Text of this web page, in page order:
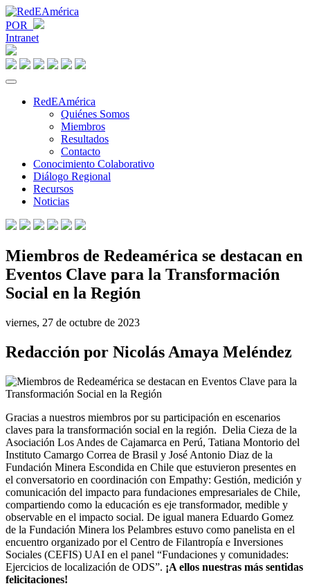
POR
Intranet
RedEAmérica
Quiénes Somos
Miembros
Resultados
Contacto
Conocimiento Colaborativo
Diálogo Regional
Recursos
Noticias
Miembros de Redeamérica se destacan en
Eventos Clave para la Transformación
Social en la Región
viernes, 27 de octubre de 2023
Redacción por Nicolás Amaya Meléndez
Gracias a nuestros miembros por su participación en escenarios
claves para la transformación social en la región.  Delia Cieza de la
Asociación Los Andes de Cajamarca en Perú, Tatiana Montorio del
Instituto Camargo Correa de Brasil y José Antonio Diaz de la
Fundación Minera Escondida en Chile que estuvieron presentes en
el conversatorio en coordinación con Empathy: Gestión, medición y
comunicación del impacto para fundaciones empresariales de Chile,
compartiendo como la educación es eje transformador, medible y
observable en el impacto social. De igual manera Eduardo Gomez
de la Fundación Minera los Pelambres estuvo como panelista en el
encuentro organizado por el Centro de Filantropía e Inversiones
Sociales (CEFIS) UAI en el panel “Fundaciones y comunidades:
Ejercicios de localización de ODS”. ¡A ellos nuestras más sentidas
felicitaciones!